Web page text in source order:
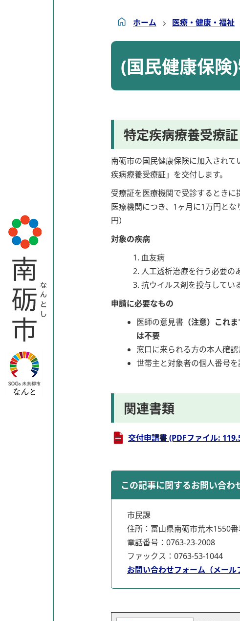
ホーム 医療・健康・福祉
(国民健康保険
特定疾病療養受療証
南砺市の国民健康保険に加入され
疾病療養受療証」を交付します。
受療証を医療機関で受診するとき
医療機関につき、1ヶ月に1万円と
円）
対象の疾病
血友病
人工透析治療を行う必要の
抗ウイルス剤を投与してい
申請に必要なもの
医師の意見書 （注意）これ
は不要
窓口に来られる方の本人確
世帯主と対象者の個人番号
関連書類
交付申請書 (PDFファイル:
この記事に関するお問い合わ
市民課
住所：富山県南砺市荒木1550
電話番号：0763-23-2008
ファックス：0763-53-1044
お問い合わせフォーム（メール